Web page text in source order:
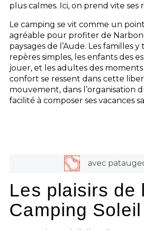
plus calmes. Ici, on prend vite ses
Le camping se vit comme un
agréable pour profiter de
paysages de l’Aude. Les familles
repères simples, les enfants des
jouer, et les adultes des
confort se ressent dans cette
mouvement, dans l’organisation
facilité à composer ses vacances
avec
Les plaisirs de
Camping Soleil